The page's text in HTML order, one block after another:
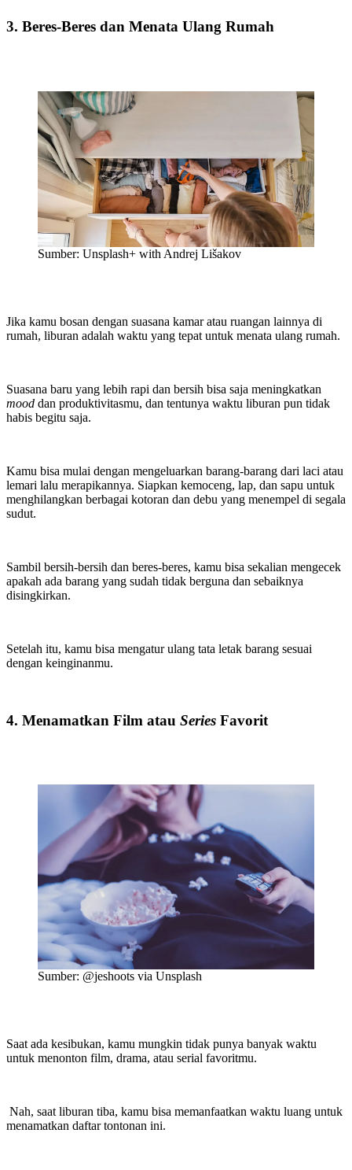
3. Beres-Beres dan Menata Ulang Rumah
Sumber: Unsplash+ with Andrej Lišakov
Jika kamu bosan dengan suasana kamar atau ruangan lainnya di
rumah, liburan adalah waktu yang tepat untuk menata ulang rumah.
Suasana baru yang lebih rapi dan bersih bisa saja meningkatkan
mood dan produktivitasmu, dan tentunya waktu liburan pun tidak
habis begitu saja.
Kamu bisa mulai dengan mengeluarkan barang-barang dari laci atau
lemari lalu merapikannya. Siapkan kemoceng, lap, dan sapu untuk
menghilangkan berbagai kotoran dan debu yang menempel di segala
sudut.
Sambil bersih-bersih dan beres-beres, kamu bisa sekalian mengecek
apakah ada barang yang sudah tidak berguna dan sebaiknya
disingkirkan.
Setelah itu, kamu bisa mengatur ulang tata letak barang sesuai
dengan keinginanmu.
4. Menamatkan Film atau Series Favorit
Sumber: @jeshoots via Unsplash
Saat ada kesibukan, kamu mungkin tidak punya banyak waktu
untuk menonton film, drama, atau serial favoritmu.
Nah, saat liburan tiba, kamu bisa memanfaatkan waktu luang untuk
menamatkan daftar tontonan ini.